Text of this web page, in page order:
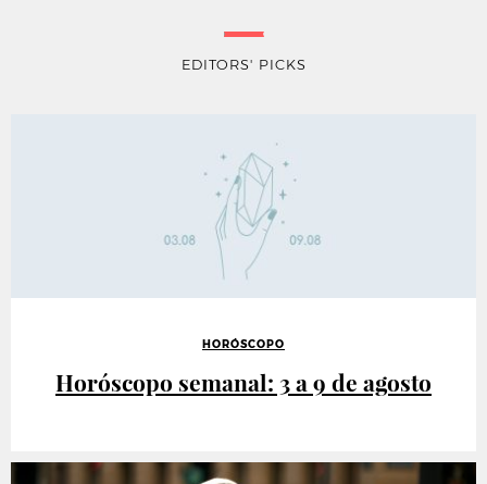
EDITORS' PICKS
HORÓSCOPO
Horóscopo semanal: 3 a 9 de agosto